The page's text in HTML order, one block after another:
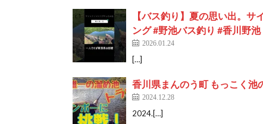
【バス釣り】夏の思い出。
ング #野池バス釣り #香川野池
2026.01.24
[…]
香川県まんのう町 もっこく池
2024.12.28
2024.[…]